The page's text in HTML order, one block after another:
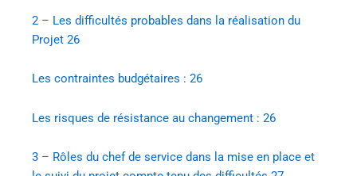
2 – Les difficultés probables dans la réalisation du
Projet 26
Les contraintes budgétaires : 26
Les risques de résistance au changement : 26
3 – Rôles du chef de service dans la mise en place et